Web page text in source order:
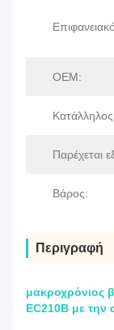
OEM:
Παρέχεται
Βάρος:
Περιγραφή
μακροχρόνιος
EC210B με την